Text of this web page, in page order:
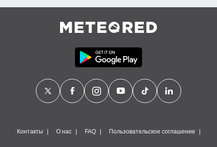
Контакты О нас FAQ Пользовательское соглашение